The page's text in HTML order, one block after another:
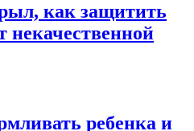
как защитить
некачественной
ребенка и